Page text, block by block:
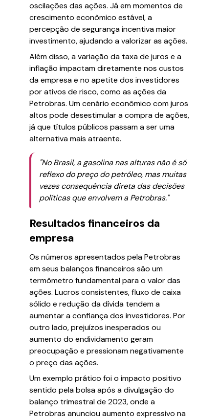
oscilações das ações. Já em momentos de
crescimento econômico estável, a
percepção de segurança incentiva maior
investimento, ajudando a valorizar as ações.
Além disso, a variação da taxa de juros e a
inflação impactam diretamente nos custos
da empresa e no apetite dos investidores
por ativos de risco, como as ações da
Petrobras. Um cenário econômico com juros
altos pode desestimular a compra de ações,
já que títulos públicos passam a ser uma
alternativa mais atraente.
"No Brasil, a gasolina nas alturas não é só
reflexo do preço do petróleo, mas muitas
vezes consequência direta das decisões
políticas que envolvem a Petrobras."
Resultados financeiros da
empresa
Os números apresentados pela Petrobras
em seus balanços financeiros são um
termômetro fundamental para o valor das
ações. Lucros consistentes, fluxo de caixa
sólido e redução da dívida tendem a
aumentar a confiança dos investidores. Por
outro lado, prejuízos inesperados ou
aumento do endividamento geram
preocupação e pressionam negativamente
o preço das ações.
Um exemplo prático foi o impacto positivo
sentido pela bolsa após a divulgação do
balanço trimestral de 2023, onde a
Petrobras anunciou aumento expressivo na